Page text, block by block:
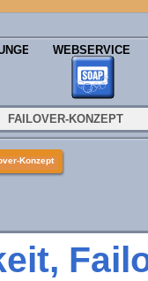
WEBSERVICE
FAILOVER-KONZEPT
Konzept